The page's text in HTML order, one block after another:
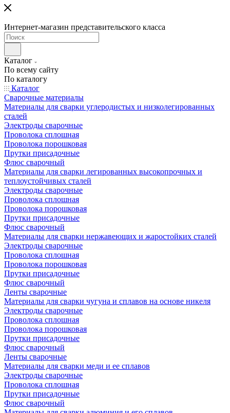
Интернет-магазин представительского класса
Каталог
По всему сайту
По каталогу
Каталог
Сварочные материалы
Материалы для сварки углеродистых и низколегированных
сталей
Электроды сварочные
Проволока сплошная
Проволока порошковая
Прутки присадочные
Флюс сварочный
Материалы для сварки легированных высокопрочных и
теплоустойчивых сталей
Электроды сварочные
Проволока сплошная
Проволока порошковая
Прутки присадочные
Флюс сварочный
Материалы для сварки нержавеющих и жаростойких сталей
Электроды сварочные
Проволока сплошная
Проволока порошковая
Прутки присадочные
Флюс сварочный
Ленты сварочные
Материалы для сварки чугуна и сплавов на основе никеля
Электроды сварочные
Проволока сплошная
Проволока порошковая
Прутки присадочные
Флюс сварочный
Ленты сварочные
Материалы для сварки меди и ее сплавов
Электроды сварочные
Проволока сплошная
Прутки присадочные
Флюс сварочный